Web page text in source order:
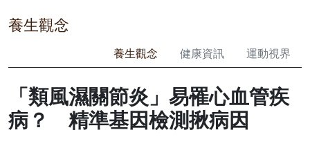
養生觀念
養生觀念 健康資訊 運動視界
「類風濕關節炎」易罹心血管疾
病？ 精準基因檢測揪病因